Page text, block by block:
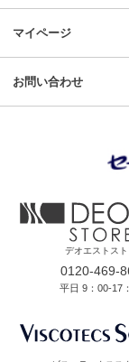
マイページ
お問い合わせ
デオエストスト
0120-469-
平日 9：00-17